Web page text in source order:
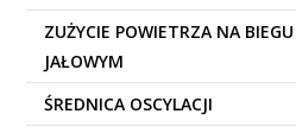
ZUŻYCIE POWIETRZA NA BIEGU
JAŁOWYM
ŚREDNICA OSCYLACJI